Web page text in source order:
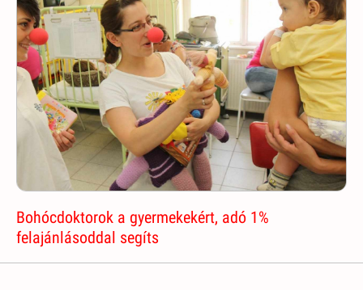
Bohócdoktorok a gyermekekért, adó 1%
felajánlásoddal segíts